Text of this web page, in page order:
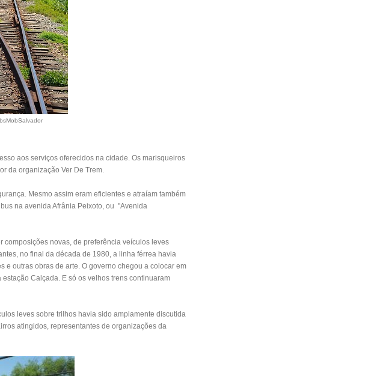
aos serviços oferecidos na cidade. Os marisqueiros
da organização Ver De Trem.
Mesmo assim eram eficientes e atraíam também
na avenida Afrânia Peixoto, ou "Avenida
composições novas, de preferência veículos leves
no final da década de 1980, a linha férrea havia
e outras obras de arte. O governo chegou a colocar em
Calçada. E só os velhos trens continuaram
leves sobre trilhos havia sido amplamente discutida
atingidos, representantes de organizações da